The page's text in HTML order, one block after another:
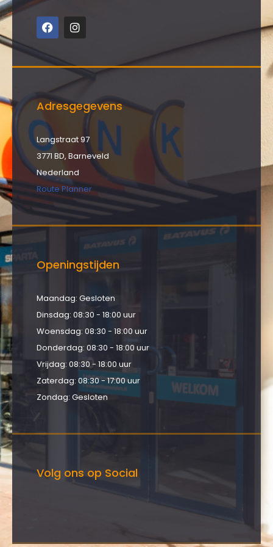
Adresgegevens
Langstraat 97
3771 BD, Barneveld
Nederland
Route Planner
Openingstijden
Maandag: Gesloten
Dinsdag: 08:30 - 18:00 uur
Woensdag: 08:30 - 18:00 uur
Donderdag: 08:30 - 18:00 uur
Vrijdag: 08:30 - 18:00 uur
Zaterdag: 08:30 - 17:00 uur
Zondag: Gesloten
Volg ons op Social